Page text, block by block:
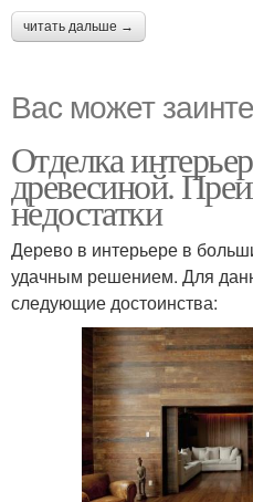
читать дальше →
Вас может
Отделка
древесиной.
недостатки
Дерево в интерьере в
удачным решением. Для
следующие достоинства: